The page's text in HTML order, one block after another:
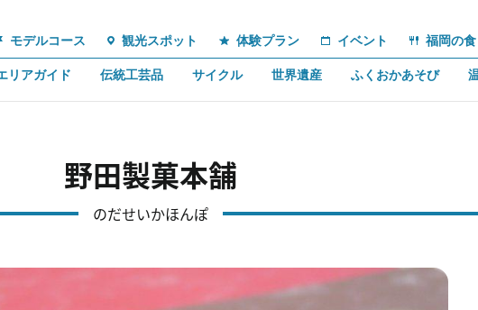
モデルコース 観光スポット 体験プラン イベント 福岡の食
リアガイド 伝統工芸品 サイクル 世界遺産 ふくおかあそび
野田製菓本舗
のだせいかほんぽ